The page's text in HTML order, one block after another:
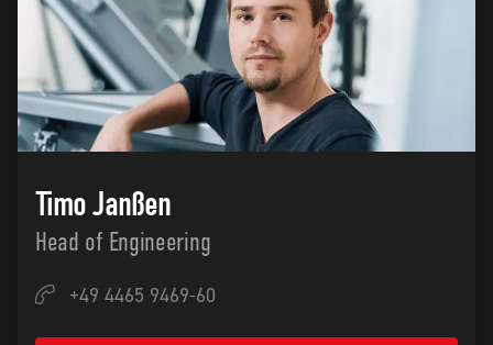
Timo Janßen
Head of Engineering
+49 4465 9469-60